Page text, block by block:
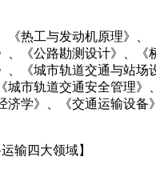
热工与发动机原理》、
《公路勘测设计》、
《城市轨道交通与站场
市轨道交通安全管理》
学》、《交通运输设备
输四大领域】